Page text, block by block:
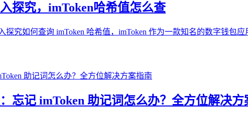
探究，imToken哈希值怎么查
探究如何查询 imToken 哈希值，imToken 作为一款知名的数字钱
忘记 imToken 助记词怎么办？全方位解决方